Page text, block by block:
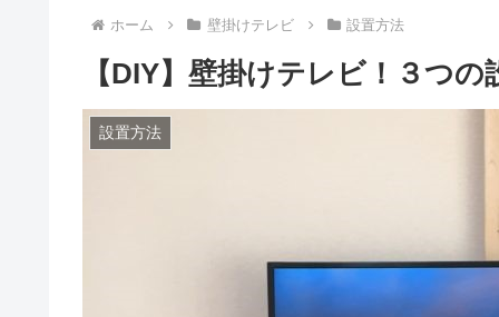
ホーム 壁掛けテレビ 設置方法
【DIY】壁掛けテレビ！３つ
設置方法